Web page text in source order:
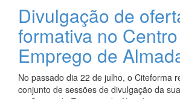
Divulgação de
formativa no
Emprego de
No passado dia 22 de julho, o Citeforma
conjunto de sessões de divulgação da